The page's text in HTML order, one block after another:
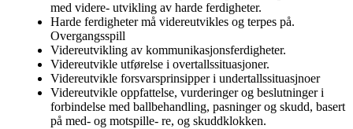
med videre- utvikling av harde ferdigheter.
Harde ferdigheter må videreutvikles og terpes på.
Overgangsspill
Videreutvikling av kommunikasjonsferdigheter.
Videreutvikle utførelse i overtallssituasjoner.
Videreutvikle forsvarsprinsipper i undertallssituasjnoer
Videreutvikle oppfattelse, vurderinger og beslutninger i
forbindelse med ballbehandling, pasninger og skudd, basert
på med- og motspille- re, og skuddklokken.